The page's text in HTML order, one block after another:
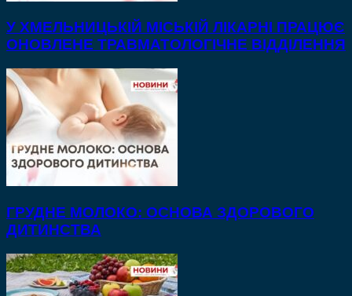
У ХМЕЛЬНИЦЬКІЙ МІСЬКІЙ ЛІКАРНІ ПРАЦЮЄ
ОНОВЛЕНЕ ТРАВМАТОЛОГІЧНЕ ВІДДІЛЕННЯ
ГРУДНЕ МОЛОКО: ОСНОВА ЗДОРОВОГО
ДИТИНСТВА